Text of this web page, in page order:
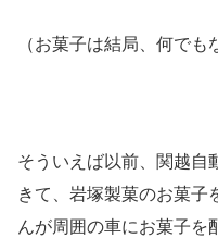
（お菓子は結局、何でも
そういえば以前、関越自
きて、岩塚製菓のお菓子
んが周囲の車にお菓子を